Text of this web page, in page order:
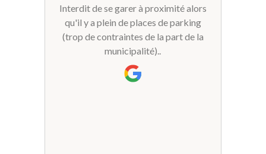
Interdit de se garer à proximité alors
qu'il y a plein de places de parking
(trop de contraintes de la part de la
municipalité)..